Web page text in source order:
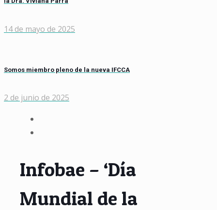
14 de mayo de 2025
Somos miembro pleno de la nueva IFCCA
2 de junio de 2025
Infobae – ‘Día
Mundial de la